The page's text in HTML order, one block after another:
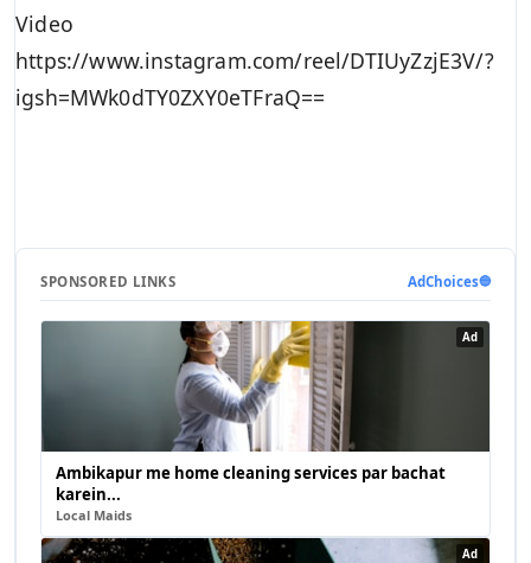
Video
https://www.instagram.com/reel/DTIUyZzjE3V/?
igsh=MWk0dTY0ZXY0eTFraQ==
SPONSORED LINKS AdChoices🔵
Ad
Ambikapur me home cleaning services par bachat
karein...
Local Maids
Ad